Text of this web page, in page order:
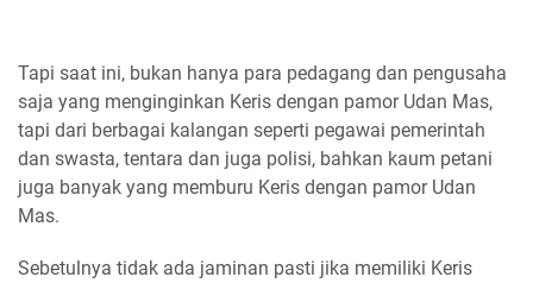
Tapi saat ini, bukan hanya para pedagang dan pengusaha
saja yang menginginkan Keris dengan pamor Udan Mas,
tapi dari berbagai kalangan seperti pegawai pemerintah
dan swasta, tentara dan juga polisi, bahkan kaum petani
juga banyak yang memburu Keris dengan pamor Udan
Mas.
Sebetulnya tidak ada jaminan pasti jika memiliki Keris